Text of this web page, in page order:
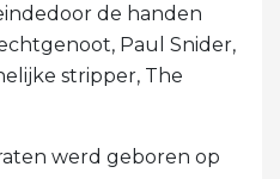
de handen
Paul Snider,
stripper, The
werd geboren op